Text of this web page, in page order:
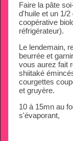
Faire la pâte
d'huile et un 1/
coopérative
réfrigérateur).
Le lendemain,
beurrée et
vous aurez fait
shiitaké
courgettes
et gruyère.
10 à 15mn au
s'évaporant,